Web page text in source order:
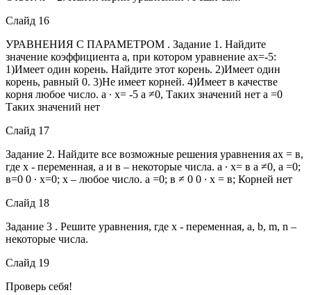
Слайд 16
УРАВНЕНИЯ С ПАРАМЕТРОМ . Задание 1. Найдите
значение коэффициента а, при котором уравнение ах=-5:
1)Имеет один корень. Найдите этот корень. 2)Имеет один
корень, равный 0. 3)Не имеет корней. 4)Имеет в качестве
корня любое число. а ∙ х= -5 а ≠0, Таких значений нет а =0
Таких значений нет
Слайд 17
Задание 2. Найдите все возможные решения уравнения ах = в,
где х - переменная, а и в – некоторые числа. а ∙ х= в а ≠0, а =0;
в=0 0 ∙ х=0; х – любое число. а =0; в ≠ 0 0 ∙ х = в; Корней нет
Слайд 18
Задание 3 . Решите уравнения, где х - переменная, a, b, m, n –
некоторые числа.
Слайд 19
Проверь себя!